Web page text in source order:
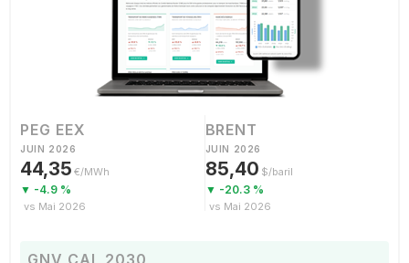
PEG EEX
JUIN 2026
44,35 €/MWh
▼ -4.9 %
vs Mai 2026
BRENT
JUIN 2026
85,40 $/baril
▼ -20.3 %
vs Mai 2026
GNV CAL 2030